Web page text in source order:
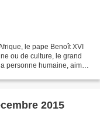
le pape Benoît XVI
ou de culture, le grand
personne humaine, aimée
2015